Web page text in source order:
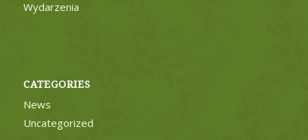
Wydarzenia
CATEGORIES
News
Uncategorized